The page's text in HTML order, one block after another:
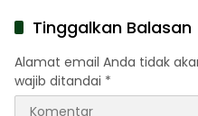
Pahlawan
Tinggalkan Balasan
Alamat email Anda tidak
wajib ditandai *